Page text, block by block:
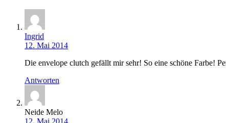
Ingrid
12. Mai 2014
Die envelope clutch gefällt mir sehr! So eine schöne Farbe!
Antworten
Neide Melo